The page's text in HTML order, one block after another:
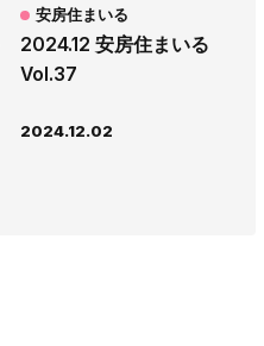
2024.12 安房住まいる
Vol.37
安房住まいる
2024.12.02